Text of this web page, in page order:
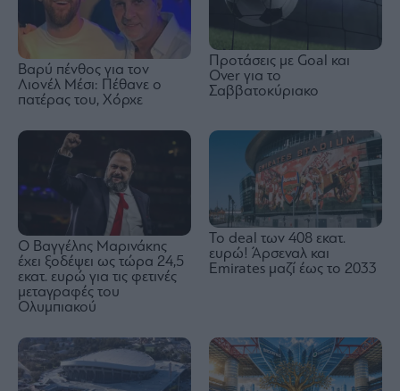
Βαρύ πένθος για τον
Λιονέλ Μέσι: Πέθανε ο
πατέρας του, Χόρχε
Προτάσεις με Goal και
Over για το
Σαββατοκύριακο
Ο Βαγγέλης Μαρινάκης
έχει ξοδέψει ως τώρα 24,5
εκατ. ευρώ για τις φετινές
μεταγραφές του
Ολυμπιακού
To deal των 408 εκατ.
ευρώ! Άρσεναλ και
Emirates μαζί έως το 2033